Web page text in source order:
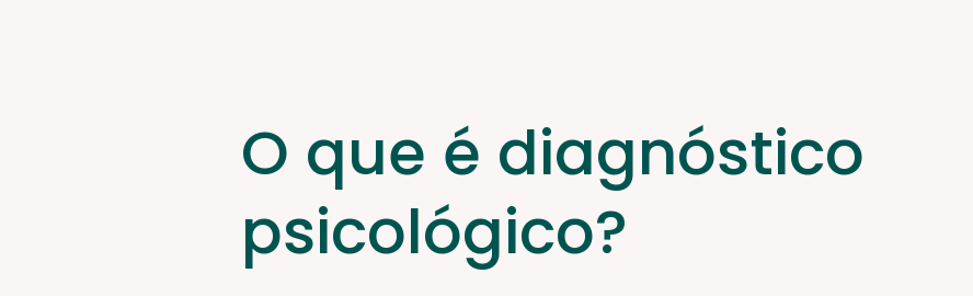
O que é diagnóstico
psicológico?